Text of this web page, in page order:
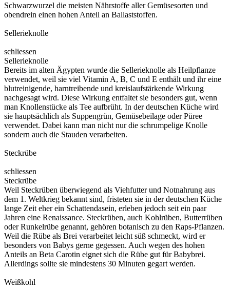
Schwarzwurzel die meisten Nährstoffe aller Gemüsesorten und
obendrein einen hohen Anteil an Ballaststoffen.
Sellerieknolle
schliessen
Sellerieknolle
Bereits im alten Ägypten wurde die Sellerieknolle als Heilpflanze
verwendet, weil sie viel Vitamin A, B, C und E enthält und ihr eine
blutreinigende, harntreibende und kreislaufstärkende Wirkung
nachgesagt wird. Diese Wirkung entfaltet sie besonders gut, wenn
man Knollenstücke als Tee aufbrüht. In der deutschen Küche wird
sie hauptsächlich als Suppengrün, Gemüsebeilage oder Püree
verwendet. Dabei kann man nicht nur die schrumpelige Knolle
sondern auch die Stauden verarbeiten.
Steckrübe
schliessen
Steckrübe
Weil Steckrüben überwiegend als Viehfutter und Notnahrung aus
dem 1. Weltkrieg bekannt sind, fristeten sie in der deutschen Küche
lange Zeit eher ein Schattendasein, erleben jedoch seit ein paar
Jahren eine Renaissance. Steckrüben, auch Kohlrüben, Butterrüben
oder Runkelrübe genannt, gehören botanisch zu den Raps-Pflanzen.
Weil die Rübe als Brei verarbeitet leicht süß schmeckt, wird er
besonders von Babys gerne gegessen. Auch wegen des hohen
Anteils an Beta Carotin eignet sich die Rübe gut für Babybrei.
Allerdings sollte sie mindestens 30 Minuten gegart werden.
Weißkohl